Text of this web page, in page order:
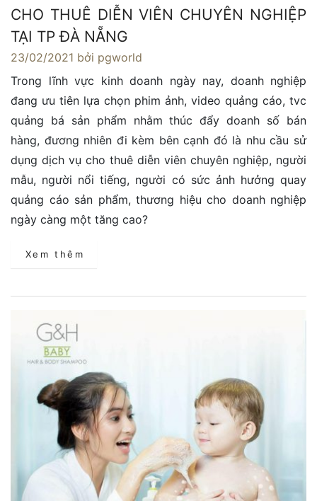
CHO THUÊ DIỄN VIÊN CHUYÊN NGHIỆP
TẠI TP ĐÀ NẴNG
23/02/2021 bởi pgworld
Trong lĩnh vực kinh doanh ngày nay, doanh nghiệp
đang ưu tiên lựa chọn phim ảnh, video quảng cáo, tvc
quảng bá sản phẩm nhằm thúc đẩy doanh số bán
hàng, đương nhiên đi kèm bên cạnh đó là nhu cầu sử
dụng dịch vụ cho thuê diễn viên chuyên nghiệp, người
mẫu, người nổi tiếng, người có sức ảnh hưởng quay
quảng cáo sản phẩm, thương hiệu cho doanh nghiệp
ngày càng một tăng cao?
Xem thêm